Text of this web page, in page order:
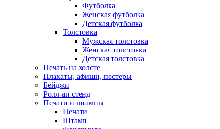
Футболка
Женская футболка
Детская футболка
Толстовка
Мужская толстовка
Женская толстовка
Детская толстовка
Печать на холсте
Плакаты, афиши, постеры
Бейджи
Ролл-ап стенд
Печати и штампы
Печати
Штамп